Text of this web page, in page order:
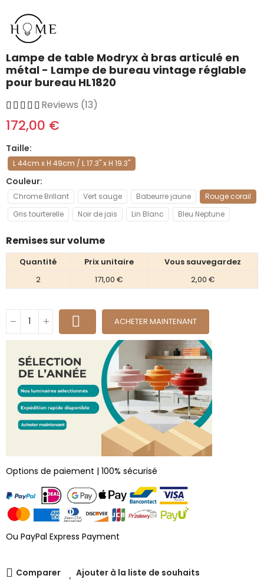
Lampe de table Modryx à bras articulé en
métal - Lampe de bureau vintage réglable
pour bureau HL1820
Reviews (13)
172,00 €
Taille
L 44cm x H 49cm / L 17.3" x H 19.3"
Couleur
Chrome Brillant Vert sauge Babeurre jaune
Rouge corail
Gris tourterelle
Noir de jais Lin Blanc Bleu Neptune
Remises sur volume
Quantité Prix ​​unitaire
Vous sauvegardez
2
171,00 € 2,00 €
ACHETER MAINTENANT
Options de paiement | 100% sécurisé
Ou PayPal Express Payment
Comparer Ajouter à la liste de souhaits